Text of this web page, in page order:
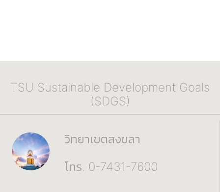
TSU Sustainable Development Goals
(SDGS)
วิทยาเขตสงขลา
โทร. 0-7431-7600